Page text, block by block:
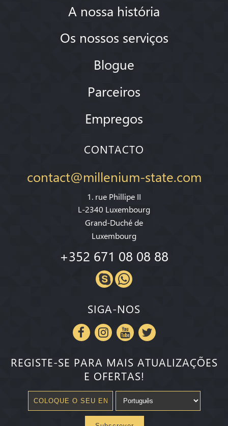
A nossa história
Os nossos serviços
Blogue
Parceiros
Empregos
CONTACTO
contact@millenium-state.com
1. rue Phillipe II
L-2340 Luxembourg
Grand-Duché de
Luxembourg
+352 671 08 08 88
SIGA-NOS
REGISTE-SE PARA MAIS ATUALIZAÇÕES
E OFERTAS!